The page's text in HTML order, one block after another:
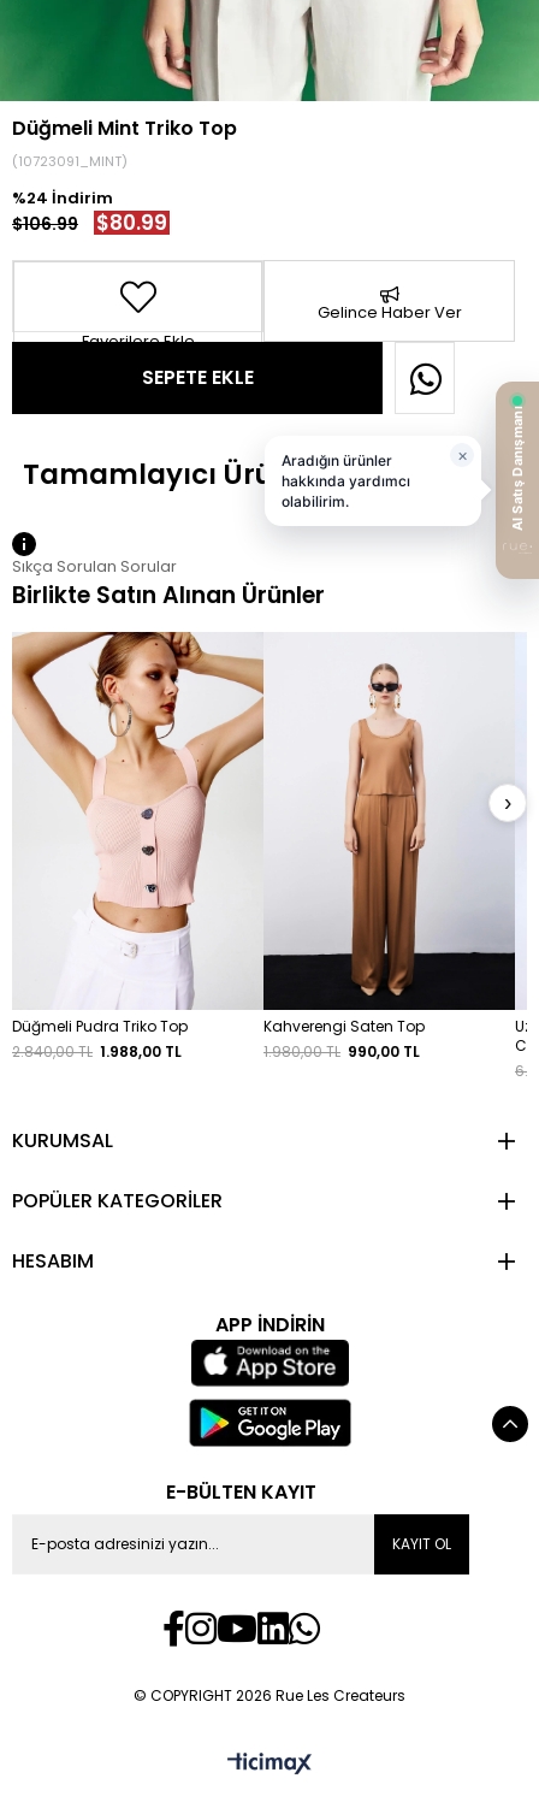
Düğmeli Mint Triko Top
(10723091_MINT)
24
$106.99 $80.99
Favorilere Ekle
Gelince Haber Ver
Sıkça Sorulan Sorular
Birlikte Satın Alınan Ürünler
Düğmeli Pudra Triko Top
2.840,00 TL 1.988,00 TL
Kahverengi Saten Top
1.980,00 TL 990,00 TL
›
KURUMSAL
POPÜLER KATEGORİLER
HESABIM
APP İNDİRİN
E-BÜLTEN KAYIT
KAYIT OL
© COPYRIGHT 2026 Rue Les Createurs